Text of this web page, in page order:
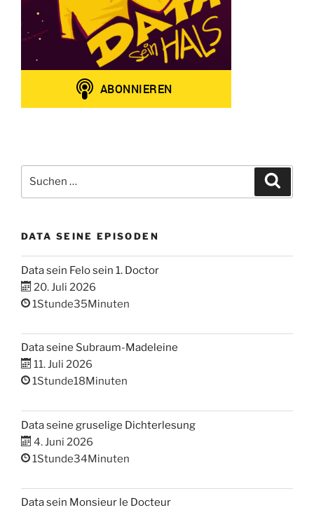
nach:
DATA SEINE EPISODEN
Data sein Felo sein 1. Doctor
20. Juli 2026
1Stunde35Minuten
Data seine Subraum-Madeleine
11. Juli 2026
1Stunde18Minuten
Data seine gruselige Dichterlesung
4. Juni 2026
1Stunde34Minuten
Data sein Monsieur le Docteur